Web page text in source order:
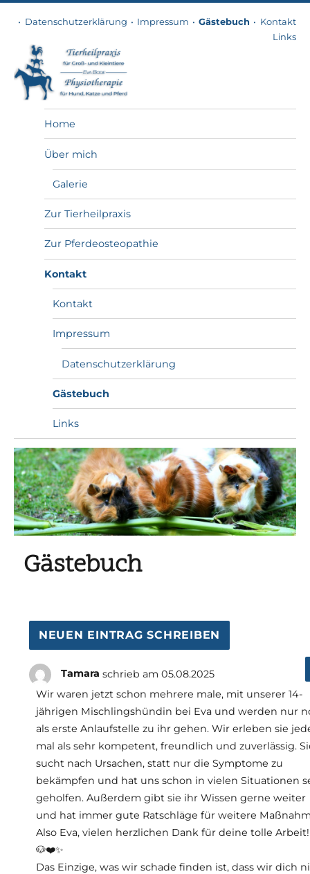
Kontakt
Gästebuch
Impressum
Datenschutzerklärung
Links
Tierheilpraxis
Home
Über mich
Galerie
Zur Tierheilpraxis
Zur Pferdeosteopathie
Kontakt
Kontakt
Impressum
Datenschutzerklärung
Gästebuch
Links
Gästebuch
Tamara schrieb am 05.08.2025
Wir waren jetzt schon mehrere male, mit unserer 14-
jährigen Mischlingshündin bei Eva und werden nur
als erste Anlaufstelle zu ihr gehen. Wir erleben sie
mal als sehr kompetent, freundlich und zuverlässig.
sucht nach Ursachen, statt nur die Symptome zu
bekämpfen und hat uns schon in vielen Situationen
geholfen. Außerdem gibt sie ihr Wissen gerne weiter
und hat immer gute Ratschläge für weitere
Also Eva, vielen herzlichen Dank für deine tolle Arbeit!
🐶❤️✨
Das Einzige, was wir schade finden ist, dass wir dich